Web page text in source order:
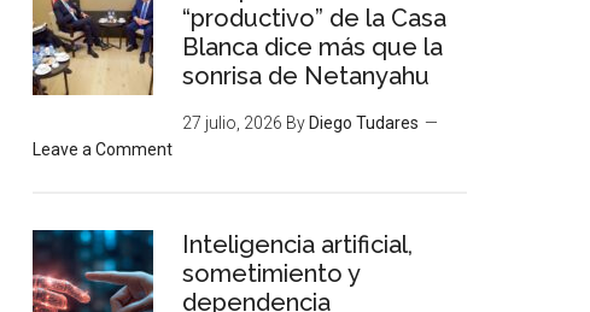
“productivo” de la Casa
Blanca dice más que la
sonrisa de Netanyahu
27 julio, 2026 By Diego Tudares
Leave a Comment
Inteligencia artificial,
sometimiento y
dependencia